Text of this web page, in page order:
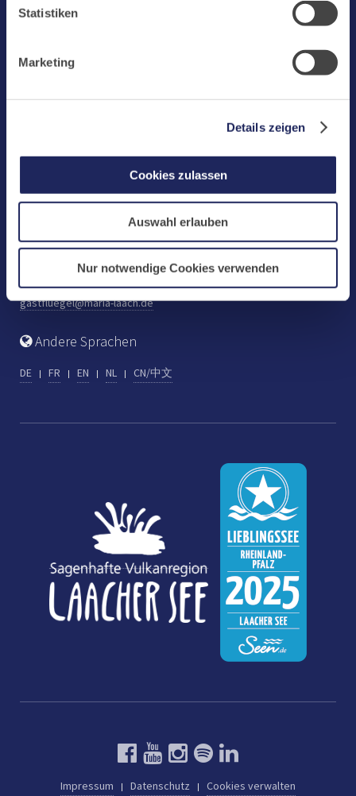
Buchungen von Bibliotheks- und Klosterführungen. Um
Buchungen durchführen zu können akzeptieren Sie bitte
Statistiken
Marketing
Details zeigen
Cookies zulassen
Auswahl erlauben
Nur notwendige Cookies verwenden
Jobs
Fax: +49 (0) 2652 59-359
www.maria-laach.de
Tel: +49 (0) 2652 59-313
Fax: +49 (0) 2652 59-282
gastfluegel@maria-laach.de
Andere Sprachen
DE FR EN NL CN/中文
Impressum Datenschutz Cookies verwalten